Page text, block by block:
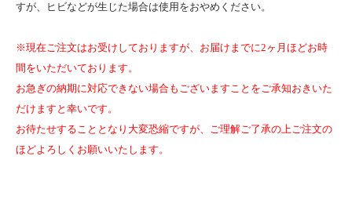
すが、ヒビなどが生じた場合は使用をおやめください。
※現在ご注文はお受けしておりますが、お届けまでに2ヶ月ほどお時
間をいただいております。
お急ぎの納期に対応できない場合もございますことをご承知おきいた
だけますと幸いです。
お待たせすることとなり大変恐縮ですが、ご理解ご了承の上ご注文の
ほどよろしくお願いいたします。